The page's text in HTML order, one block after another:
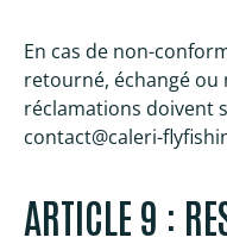
En cas de non-
retourné, échangé ou
réclamations doivent
contact@caleri-
ARTICLE 9 :